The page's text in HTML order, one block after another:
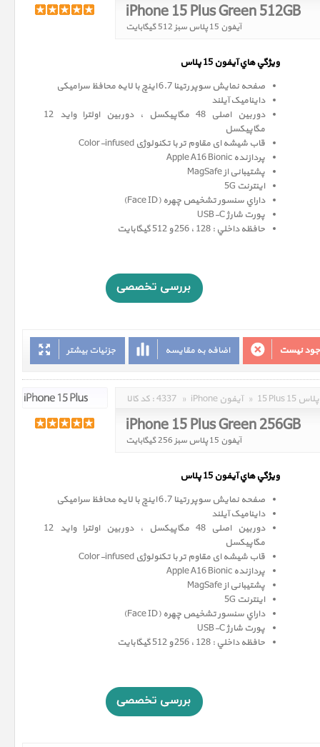
iPhone 15 Plus Green 512GB
آیفون 15 پلاس سبز 512 گیگابایت
ويژگي هاي آيفون 15 پلاس
صفحه نمايش سوپر رتينا 6.7 اينچ با لایه محافظ سرامیکی
داینامیک آیلند
دوربین اصلی 48 مگاپیکسل ، دوربین اولترا واید 12
مگاپيکسل
قاب شیشه ای مقاوم تر با تکنولوژی Color-infused
پردازنده Apple A16 Bionic
پشتیبانی از MagSafe
اینترنت 5G
داراي سنسور تشخيص چهره (Face ID)
پورت شارژ USB-C
حافظه داخلي : 128 ، 256 و 512 گيگابايت
جزئیات بیشتر اضافه به مقایسه نیست
کد کالا : 4337 » iPhone آیفون » 15 Plus 15 پلاس
iPhone 15 Plus Green 256GB
آیفون 15 پلاس سبز 256 گیگابایت
ويژگي هاي آيفون 15 پلاس
صفحه نمايش سوپر رتينا 6.7 اينچ با لایه محافظ سرامیکی
داینامیک آیلند
دوربین اصلی 48 مگاپیکسل ، دوربین اولترا واید 12
مگاپيکسل
قاب شیشه ای مقاوم تر با تکنولوژی Color-infused
پردازنده Apple A16 Bionic
پشتیبانی از MagSafe
اینترنت 5G
داراي سنسور تشخيص چهره (Face ID)
پورت شارژ USB-C
حافظه داخلي : 128 ، 256 و 512 گيگابايت